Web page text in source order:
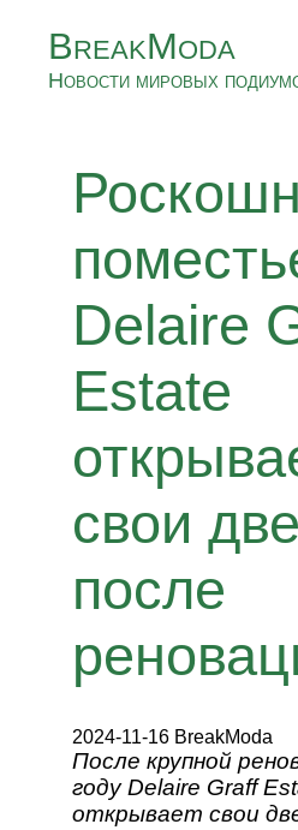
BreakModa
Новости мировых
Delaire
Estate
свои
после
2024-11-16 BreakModa
После крупной
году Delaire Graff
открывает свои